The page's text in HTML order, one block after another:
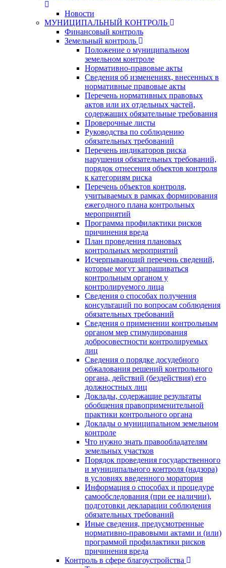
Новости
МУНИЦИПАЛЬНЫЙ КОНТРОЛЬ
Финансовый контроль
Земельный контроль
Положение о муниципальном
земельном контроле
Нормативно-правовые акты
Сведения об изменениях, внесенных в
нормативные правовые акты
Перечень нормативных правовых
актов или их отдельных частей,
содержащих обязательные требования
Проверочные листы
Руководства по соблюдению
обязательных требований
Перечень индикаторов риска
нарушения обязательных требований,
порядок отнесения объектов контроля
к категориям риска
Перечень объектов контроля,
учитываемых в рамках формирования
ежегодного плана контрольных
мероприятий
Программа профилактики рисков
причинения вреда
План проведения плановых
контрольных мероприятий
Исчерпывающий перечень сведений,
которые могут запрашиваться
контрольным органом у
контролируемого лица
Сведения о способах получения
консультаций по вопросам соблюдения
обязательных требований
Сведения о применении контрольным
органом мер стимулирования
добросовестности контролируемых
лиц
Сведения о порядке досудебного
обжалования решений контрольного
органа, действий (бездействия) его
должностных лиц
Доклады, содержащие результаты
обобщения правоприменительной
практики контрольного органа
Доклады о муниципальном земельном
контроле
Что нужно знать правообладателям
земельных участков
Порядок проведения государственного
и муниципального контроля (надзора)
в условиях введенного моратория
Информация о способах и процедуре
самообследования (при ее наличии),
подготовки декларации соблюдения
обязательных требований
Иные сведения, предусмотренные
нормативно-правовыми актами и (или)
программой профилактики рисков
причинения вреда
Контроль в сфере благоустройства